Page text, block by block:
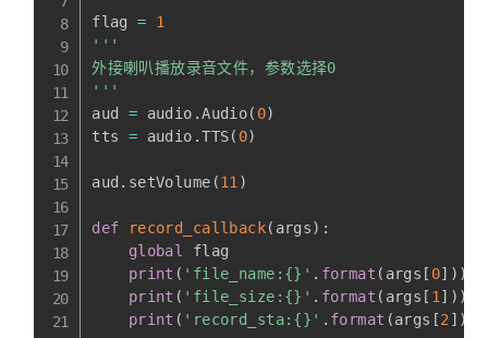
flag =
1
'''
外接喇叭播放录音文件，参数选择0
'''
aud = audio .Audio( 0)
tts = audio .TTS( 0)
aud . setVolume (11 )
def record_callback( args) :
global
flag
print ( 'file_name:{}' . format ( args [ 0] ) )
print ( 'file_size:{}' . format ( args [ 1 ] ) )
print ( 'record_sta:{}' . format (args [2 ] )